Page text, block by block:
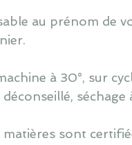
au prénom de
à 30°, sur
séchage
sont